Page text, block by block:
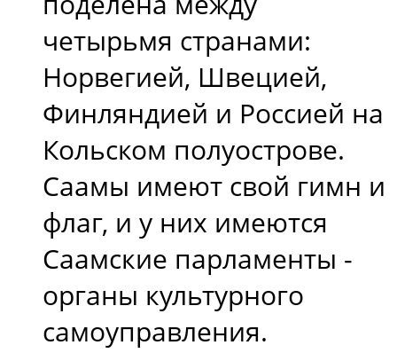
четырьмя странами:
Норвегией, Швецией,
Финляндией и Россией на
Кольском полуострове.
Саамы имеют свой гимн и
флаг, и у них имеются
Саамские парламенты -
органы культурного
самоуправления.